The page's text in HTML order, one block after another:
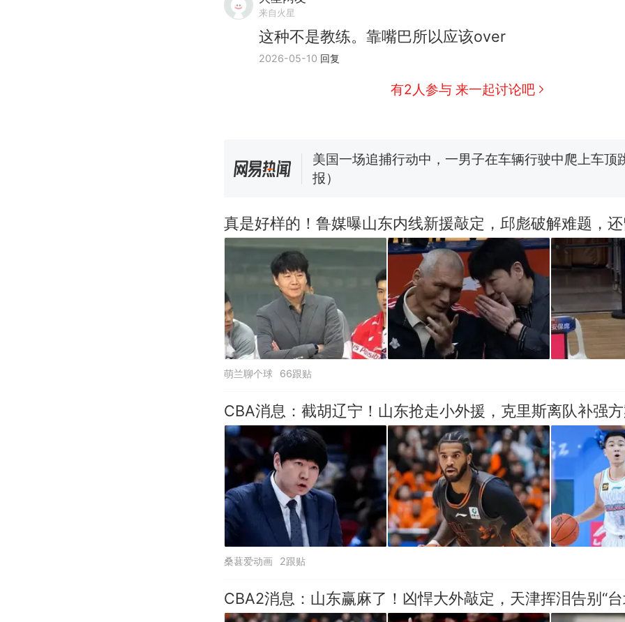
来自火星
这种不是教练。靠嘴巴所以应该over
2026-05-10 回复
有2人参与 来一起讨论吧
西班牙飞地休达边境，摩洛哥士兵搬起大石块投
此前一天内数万人从摩洛哥涌入西班牙
新 费大厨“全国小炒肉大王”称号，仅凭视频评出？中
应
男子上山采菌偶然发现鸡枞菌窝，原地守1天等它长大
笔试第一被第二名传话劝弃考 官方通报
参考消息）
热
西班牙飞地休达边境，摩洛哥士兵搬起大石块投
此前一天内数万人从摩洛哥涌入西班牙
真是好样的！鲁媒曝山东内线新援敲定，邱彪破解难题，
萌兰聊个球 66跟贴
CBA消息：截胡辽宁！山东抢走小外援，克里斯离队补强
桑葚爱动画 2跟贴
CBA2消息：山东赢麻了！凶悍大外敲定，天津挥泪告别“台